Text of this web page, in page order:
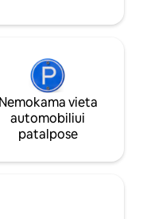
Nemokama vieta
automobiliui
patalpose